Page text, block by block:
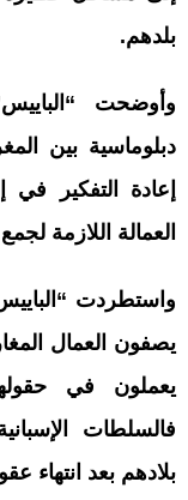
بلدهم.
وأوضحت
دبلوماسية بين
إعادة التفكير
العمالة اللازمة
واستطردت
يصفون العمال
يعملون في
فالسلطات
بلادهم بعد انتهاء